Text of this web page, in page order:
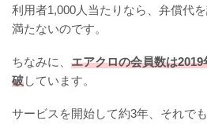
利用者1,000人当たりなら、弁償代
満たないのです。
ちなみに、 エアクロの会員数は
破しています。
サービスを開始して約3年、それで